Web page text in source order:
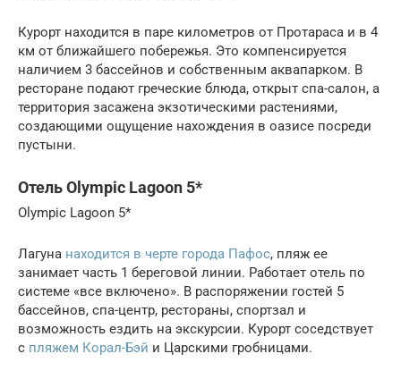
Курорт находится в паре километров от Протараса и в 4
км от ближайшего побережья. Это компенсируется
наличием 3 бассейнов и собственным аквапарком. В
ресторане подают греческие блюда, открыт спа-салон, а
территория засажена экзотическими растениями,
создающими ощущение нахождения в оазисе посреди
пустыни.
Отель Olympic Lagoon 5*
Olympic Lagoon 5*
Лагуна находится в черте города Пафос, пляж ее
занимает часть 1 береговой линии. Работает отель по
системе «все включено». В распоряжении гостей 5
бассейнов, спа-центр, рестораны, спортзал и
возможность ездить на экскурсии. Курорт соседствует
с пляжем Корал-Бэй и Царскими гробницами.